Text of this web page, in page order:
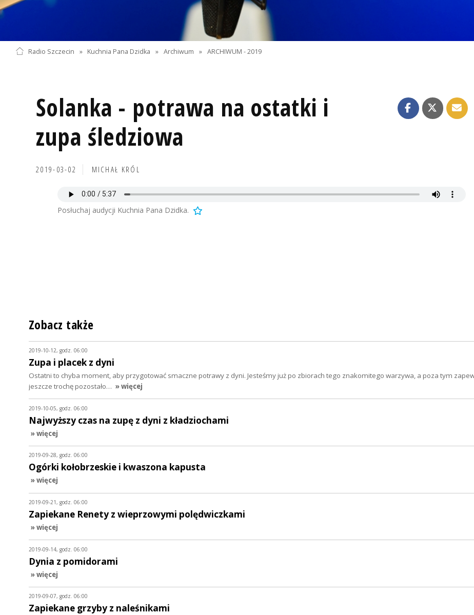
Radio Szczecin » Kuchnia Pana Dzidka » Archiwum » ARCHIWUM - 2019
Solanka - potrawa na ostatki i
zupa śledziowa
2019-03-02 MICHAŁ KRÓL
Posłuchaj audycji Kuchnia Pana Dzidka.
Zobacz także
2019-10-12, godz. 06:00
Zupa i placek z dyni
Ostatni to chyba moment, aby przygotować smaczne potrawy z dyni. Jesteśmy już po zbiorach tego znakomitego warzywa, a poza tym
jeszcze trochę pozostało… » więcej
2019-10-05, godz. 06:00
Najwyższy czas na zupę z dyni z kładziochami
» więcej
2019-09-28, godz. 06:00
Ogórki kołobrzeskie i kwaszona kapusta
» więcej
2019-09-21, godz. 06:00
Zapiekane Renety z wieprzowymi polędwiczkami
» więcej
2019-09-14, godz. 06:00
Dynia z pomidorami
» więcej
2019-09-07, godz. 06:00
Zapiekane grzyby z naleśnikami